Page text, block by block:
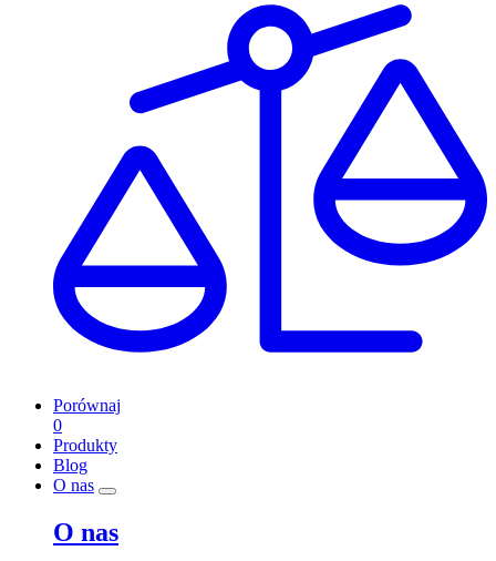
Porównaj
0
Produkty
Blog
O nas
O nas